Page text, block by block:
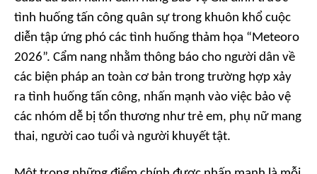
tình huống tấn công quân sự trong khuôn khổ cuộc
diễn tập ứng phó các tình huống thảm họa “Meteoro
2026”. Cẩm nang nhằm thông báo cho người dân về
các biện pháp an toàn cơ bản trong trường hợp xảy
ra tình huống tấn công, nhấn mạnh vào việc bảo vệ
các nhóm dễ bị tổn thương như trẻ em, phụ nữ mang
thai, người cao tuổi và người khuyết tật.